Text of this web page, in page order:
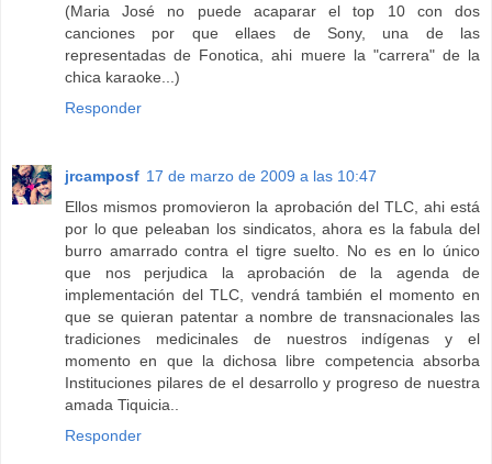
(Maria José no puede acaparar el top 10 con dos
canciones por que ellaes de Sony, una de las
representadas de Fonotica, ahi muere la "carrera" de la
chica karaoke...)
Responder
jrcamposf 17 de marzo de 2009 a las 10:47
Ellos mismos promovieron la aprobación del TLC, ahi está
por lo que peleaban los sindicatos, ahora es la fabula del
burro amarrado contra el tigre suelto. No es en lo único
que nos perjudica la aprobación de la agenda de
implementación del TLC, vendrá también el momento en
que se quieran patentar a nombre de transnacionales las
tradiciones medicinales de nuestros indígenas y el
momento en que la dichosa libre competencia absorba
Instituciones pilares de el desarrollo y progreso de nuestra
amada Tiquicia..
Responder